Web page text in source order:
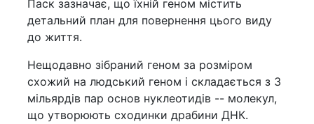
Паск зазначає, що їхній геном містить
детальний план для повернення цього виду
до життя.
Нещодавно зібраний геном за розміром
схожий на людський геном і складається з 3
мільярдів пар основ нуклеотидів -- молекул,
що утворюють сходинки драбини ДНК.